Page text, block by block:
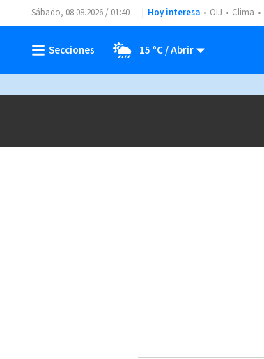
Sábado, 08.08.2026 / 01:40 Hoy interesa OIJ Clima
15 ºC